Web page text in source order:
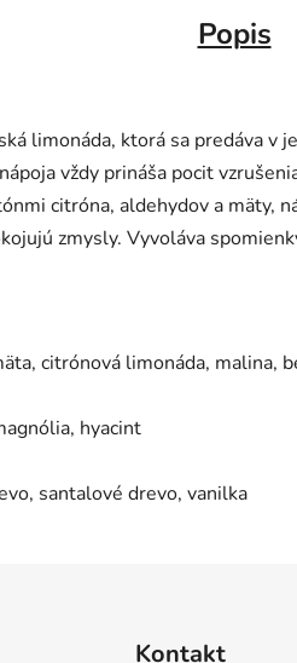
Popis
limonáda, ktorá sa predáva
vždy prináša pocit
citróna, aldehydov a mäty,
zmysly. Vyvoláva
citrónová limonáda, malina,
hyacint
santalové drevo, vanilka
Kontakt